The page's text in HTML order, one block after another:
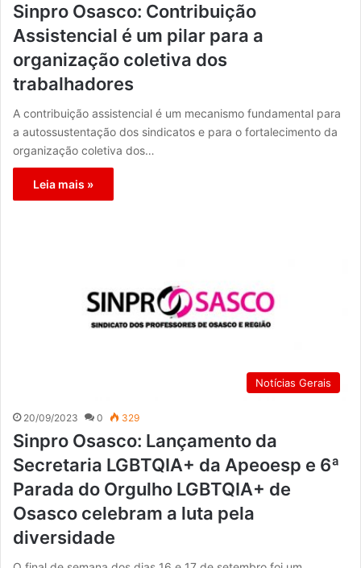
Sinpro Osasco: Contribuição
Assistencial é um pilar para a
organização coletiva dos
trabalhadores
A contribuição assistencial é um mecanismo fundamental para
a autossustentação dos sindicatos e para o fortalecimento da
organização coletiva dos…
Leia mais »
Notícias Gerais
20/09/2023 0 329
Sinpro Osasco: Lançamento da
Secretaria LGBTQIA+ da Apeoesp e 6ª
Parada do Orgulho LGBTQIA+ de
Osasco celebram a luta pela
diversidade